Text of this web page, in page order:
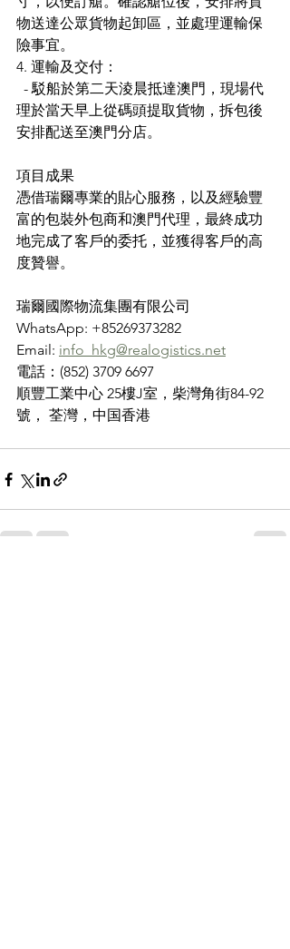
物送達公眾貨物起卸區，並處理運輸保
險事宜。
4. 運輸及交付：
理於當天早上從碼頭提取貨物，拆包後
安排配送至澳門分店。
項目成果
憑借瑞爾專業的貼心服務，以及經驗豐
富的包裝外包商和澳門代理，最終成功
地完成了客戶的委托，並獲得客戶的高
度贊譽。
瑞爾國際物流集團有限公司
WhatsApp: +85269373282
Email: info_hkg@realogistics.net
電話：(852) 3709 6697
順豐工業中心 25樓J室，柴灣角街84-92
號， 荃灣，中国香港